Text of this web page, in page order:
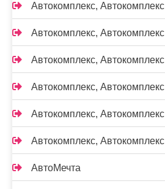
Автокомплекс, Автокомплекс
Автокомплекс, Автокомплекс
Автокомплекс, Автокомплекс
Автокомплекс, Автокомплекс
Автокомплекс, Автокомплекс
Автокомплекс, Автокомплекс
АвтоМечта